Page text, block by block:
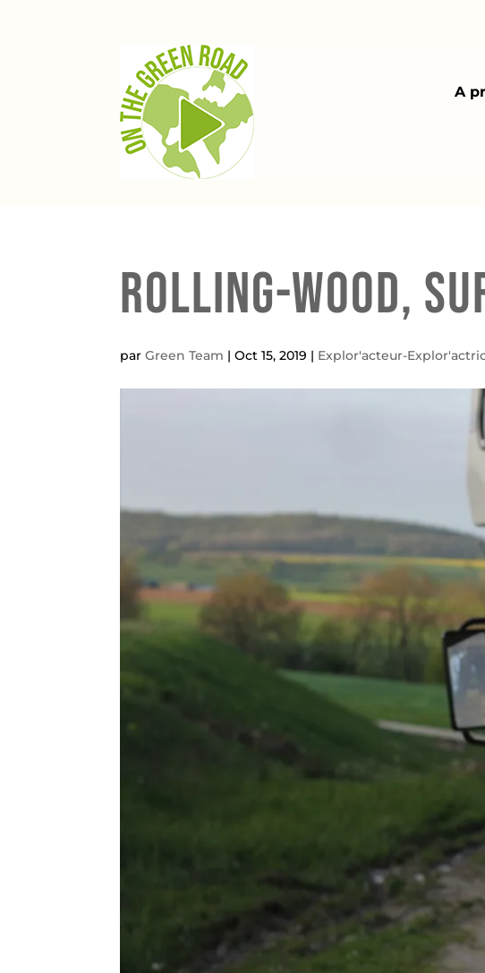
A
Rolling-Wood,
parGreen Team |Oct 15, 2019 | Explor'acteur-